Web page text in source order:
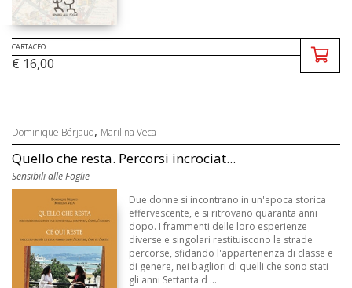
CARTACEO
€ 16,00
Dominique Bérjaud, Marilina Veca
Quello che resta. Percorsi incrociat...
Sensibili alle Foglie
Due donne si incontrano in un'epoca storica
effervescente, e si ritrovano quaranta anni
dopo. I frammenti delle loro esperienze
diverse e singolari restituiscono le strade
percorse, sfidando l'appartenenza di classe e
di genere, nei bagliori di quelli che sono stati
gli anni Settanta d ...